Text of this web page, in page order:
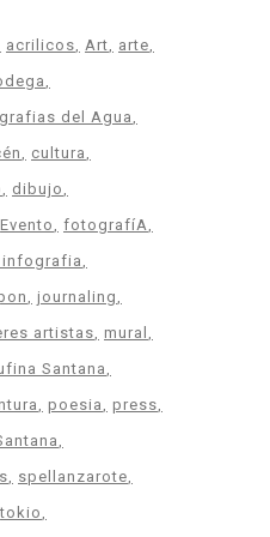
acrilicos Art
arte
del Agua
cultura
dibujo
Evento
fotografíA
journaling
artistas mural
Santana
poesia
press
spellanzarote
tokio